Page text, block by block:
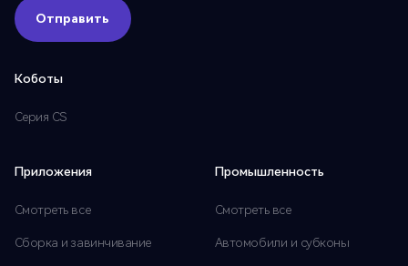
Отправить
Отправить
Коботы
Серия CS
Приложения
Смотреть все
Сборка и завинчивание
Промышленность
Смотреть все
Автомобили и субконы